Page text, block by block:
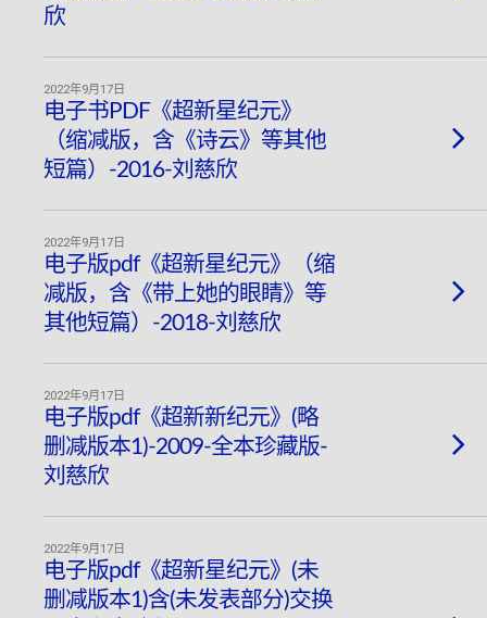
欣
2022年9月17日
电子书PDF《超新星纪元》
（缩减版，含《诗云》等其他
短篇）-2016-刘慈欣
2022年9月17日
电子版pdf《超新星纪元》（缩
减版，含《带上她的眼睛》等
其他短篇）-2018-刘慈欣
2022年9月17日
电子版pdf《超新新纪元》(略
删减版本1)-2009-全本珍藏版-
刘慈欣
2022年9月17日
电子版pdf《超新星纪元》(未
删减版本1)含(未发表部分)交换